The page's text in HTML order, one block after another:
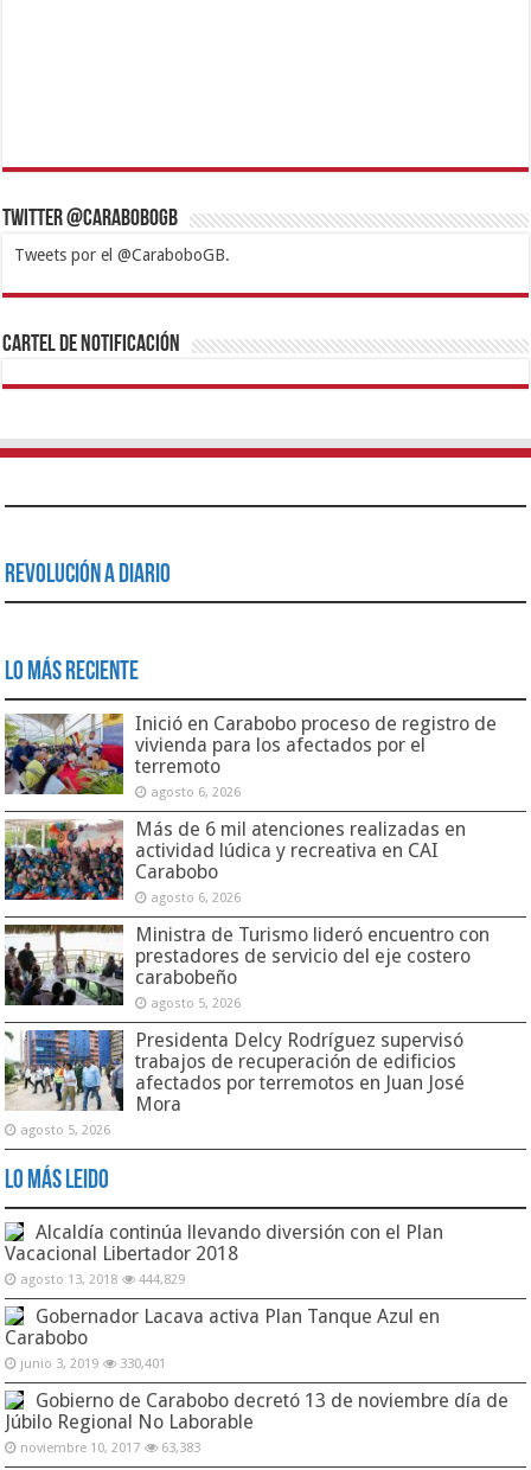
Twitter @CaraboboGB
Tweets por el @CaraboboGB.
1xbetBetturkeyBetistKralbetSupertotobetTipobetMatadorbetMariobet
https://mvbcasino.com/
Cartel de Notificación
Revolución a Diario
Lo Más Reciente
Inició en Carabobo proceso de registro de
vivienda para los afectados por el
terremoto
agosto 6, 2026
Más de 6 mil atenciones realizadas en
actividad lúdica y recreativa en CAI
Carabobo
agosto 6, 2026
Ministra de Turismo lideró encuentro con
prestadores de servicio del eje costero
carabobeño
agosto 5, 2026
Presidenta Delcy Rodríguez supervisó
trabajos de recuperación de edificios
afectados por terremotos en Juan José
Mora
agosto 5, 2026
Lo Más Leido
Alcaldía continúa llevando diversión con el Plan
Vacacional Libertador 2018
agosto 13, 2018 444,829
Gobernador Lacava activa Plan Tanque Azul en
Carabobo
junio 3, 2019 330,401
Gobierno de Carabobo decretó 13 de noviembre día de
Júbilo Regional No Laborable
noviembre 10, 2017 63,383